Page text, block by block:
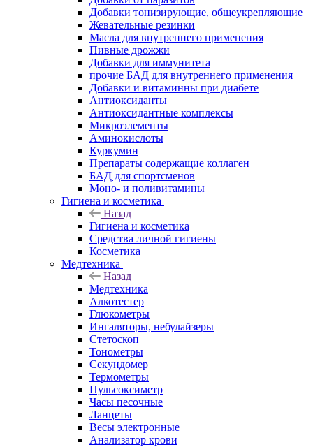
Добавки тонизирующие, общеукрепляющие
Жевательные резинки
Масла для внутреннего применения
Пивные дрожжи
Добавки для иммунитета
прочие БАД для внутреннего применения
Добавки и витаминны при диабете
Антиоксиданты
Антиоксидантные комплексы
Микроэлементы
Аминокислоты
Куркумин
Препараты содержащие коллаген
БАД для спортсменов
Моно- и поливитамины
Гигиена и косметика
Назад
Гигиена и косметика
Средства личной гигиены
Косметика
Медтехника
Назад
Медтехника
Алкотестер
Глюкометры
Ингаляторы, небулайзеры
Стетоскоп
Тонометры
Секундомер
Термометры
Пульсоксиметр
Часы песочные
Ланцеты
Весы электронные
Анализатор крови